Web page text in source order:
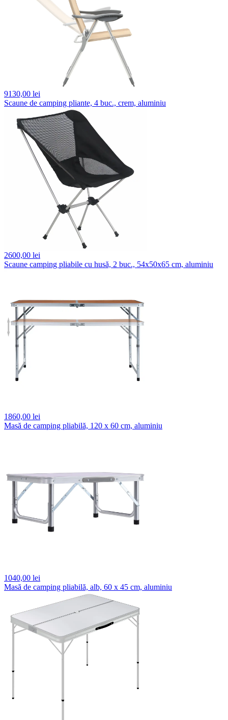
9130,00 lei
Scaune de camping pliante, 4 buc., crem, aluminiu
2600,00 lei
Scaune camping pliabile cu husă, 2 buc., 54x50x65 cm, aluminiu
1860,00 lei
Masă de camping pliabilă, 120 x 60 cm, aluminiu
1040,00 lei
Masă de camping pliabilă, alb, 60 x 45 cm, aluminiu